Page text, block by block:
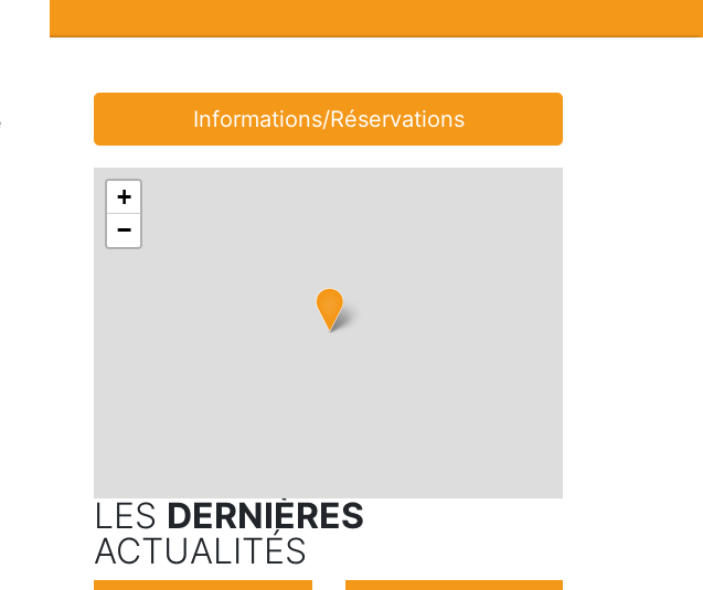
Informations/Réservations
+
−
LES DERNIÈRES
ACTUALITÉS